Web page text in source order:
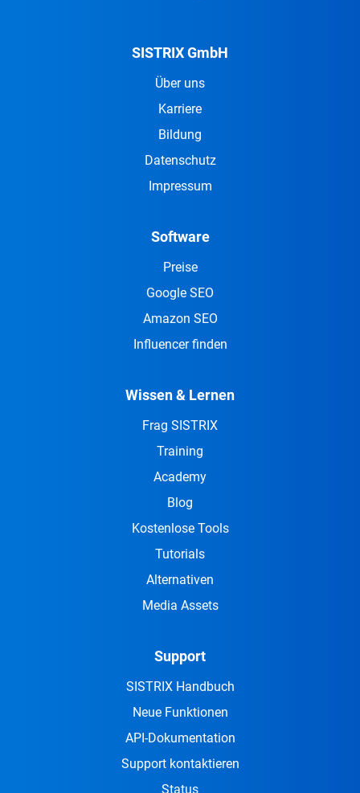
SISTRIX GmbH
Über uns
Karriere
Bildung
Datenschutz
Impressum
Software
Preise
Google SEO
Amazon SEO
Influencer finden
Wissen & Lernen
Frag SISTRIX
Training
Academy
Blog
Kostenlose Tools
Tutorials
Alternativen
Media Assets
Support
SISTRIX Handbuch
Neue Funktionen
API-Dokumentation
Support kontaktieren
Status